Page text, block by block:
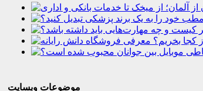
موضوعات وبسایت